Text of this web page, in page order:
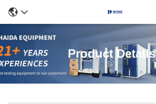
Product Details